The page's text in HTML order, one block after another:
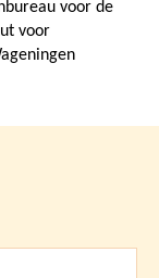
voor de
voor